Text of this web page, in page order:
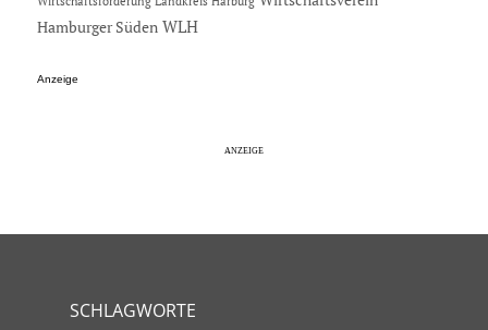
Hamburger Süden WLH
Anzeige
SCHLAGWORTE